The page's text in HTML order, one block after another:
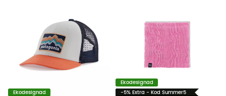
Ekodesignad
Ekodesignad
-5% Extra - Kod Summer5